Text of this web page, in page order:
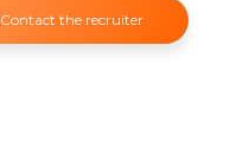
Contact the recruiter